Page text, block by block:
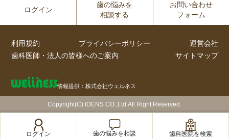
ログイン
歯の悩みを
相談する
お問い合わせ
フォーム
利用規約 プライバシーポリシー
運営会社
歯科医師・法人の皆様へのご案内
サイトマップ
情報提供：株式会社ウェルネス
Copyright(C) IDENS CO.,Ltd.All Right Reserved.
ログイン 歯の悩みを相談 歯科医院を検索